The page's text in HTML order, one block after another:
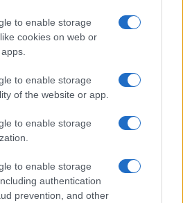
to enable storage
cookies on web or
to enable storage
of the website or app.
to enable storage
to enable storage
authentication
prevention, and other
εισπνέουν αναθυμιάσεις από
νυχιών), διαλύτες χρωμάτων και
να «φτιαχτούν», και
τη διαδικασία και τα